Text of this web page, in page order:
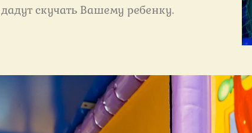
скучать Вашему ребенку.